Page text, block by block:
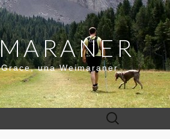
una Weimaraner
Buscar: